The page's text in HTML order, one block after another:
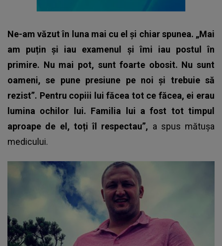
Ne-am văzut în luna mai cu el și chiar spunea. „Mai
am puțin și iau examenul și îmi iau postul în
primire. Nu mai pot, sunt foarte obosit. Nu sunt
oameni, se pune presiune pe noi și trebuie să
rezist”. Pentru copiii lui făcea tot ce făcea, ei erau
lumina ochilor lui. Familia lui a fost tot timpul
aproape de el, toți îl respectau”, a spus mătușa
medicului.